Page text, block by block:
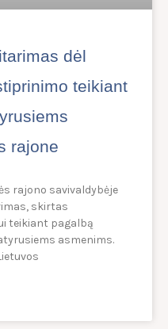
dėl
teikiant
rajone
rajono savivaldybėje
skirtas
teikiant pagalbą
asmenims.